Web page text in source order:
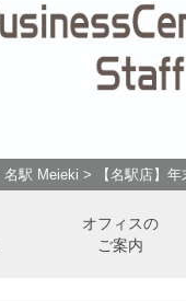
名駅 Meieki > 【名駅店】
オフィスの
ご案内